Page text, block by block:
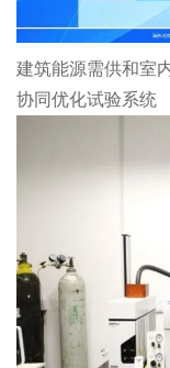
建筑能源需供和室
协同优化试验系统